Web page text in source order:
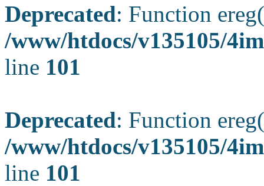
Deprecated: Function
/www/htdocs/v135105/
line 101
Deprecated: Function
/www/htdocs/v135105/
line 101